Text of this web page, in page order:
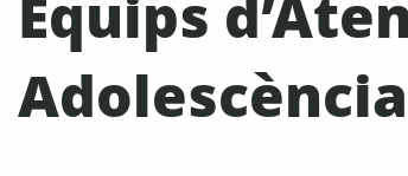
Equips
Adolescència